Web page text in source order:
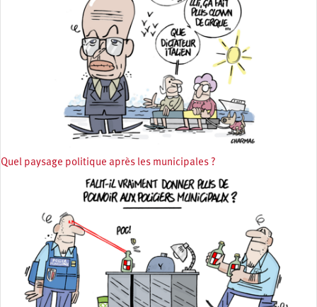
Quel paysage politique après les municipales ?